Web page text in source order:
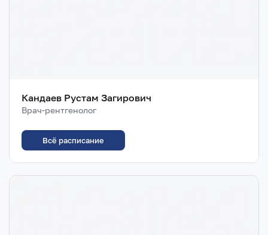
Кандаев Рустам Загирович
Врач-рентгенолог
Всё расписание